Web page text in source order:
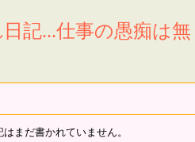
記...仕事の愚痴は
まだ書かれていません。